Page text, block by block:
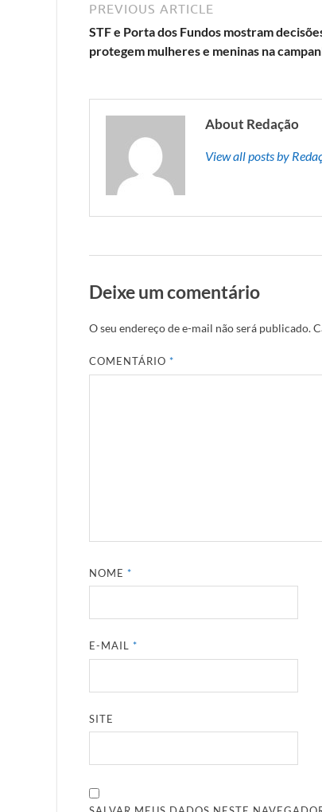
PREVIOUS ARTICLE
STF e Porta dos Fundos mostram
protegem mulheres e meninas na
About Redação
View all posts by
Deixe um comentário
O seu endereço de e-mail não será publicado.
COMENTÁRIO*
NOME*
E-MAIL*
SITE